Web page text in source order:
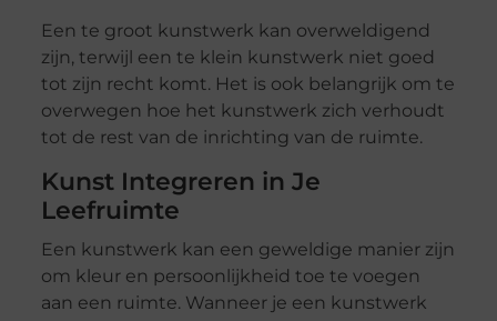
Een te groot kunstwerk kan overweldigend
zijn, terwijl een te klein kunstwerk niet goed
tot zijn recht komt. Het is ook belangrijk om te
overwegen hoe het kunstwerk zich verhoudt
tot de rest van de inrichting van de ruimte.
Kunst Integreren in Je
Leefruimte
Een kunstwerk kan een geweldige manier zijn
om kleur en persoonlijkheid toe te voegen
aan een ruimte. Wanneer je een kunstwerk